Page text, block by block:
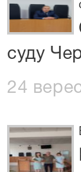
суду
24